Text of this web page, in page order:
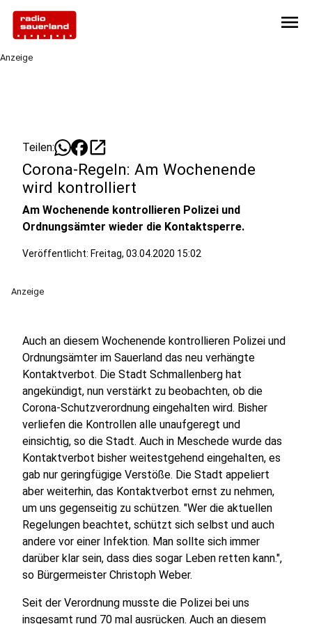
menu
Anzeige
Teilen: open_in_new
Corona-Regeln: Am Wochenende
wird kontrolliert
Am Wochenende kontrollieren Polizei und
Ordnungsämter wieder die Kontaktsperre.
Veröffentlicht: Freitag, 03.04.2020 15:02
Anzeige
Auch an diesem Wochenende kontrollieren Polizei und
Ordnungsämter im Sauerland das neu verhängte
Kontaktverbot. Die Stadt Schmallenberg hat
angekündigt, nun verstärkt zu beobachten, ob die
Corona-Schutzverordnung eingehalten wird. Bisher
verliefen die Kontrollen alle unaufgeregt und
einsichtig, so die Stadt. Auch in Meschede wurde das
Kontaktverbot bisher weitestgehend eingehalten, es
gab nur geringfügige Verstöße. Die Stadt appeliert
aber weiterhin, das Kontaktverbot ernst zu nehmen,
um uns gegenseitig zu schützen. "Wer die aktuellen
Regelungen beachtet, schützt sich selbst und auch
andere vor einer Infektion. Man sollte sich immer
darüber klar sein, dass dies sogar Leben retten kann.",
so Bürgermeister Christoph Weber.
Seit der Verordnung musste die Polizei bei uns
insgesamt rund 70 mal ausrücken. Auch an diesem